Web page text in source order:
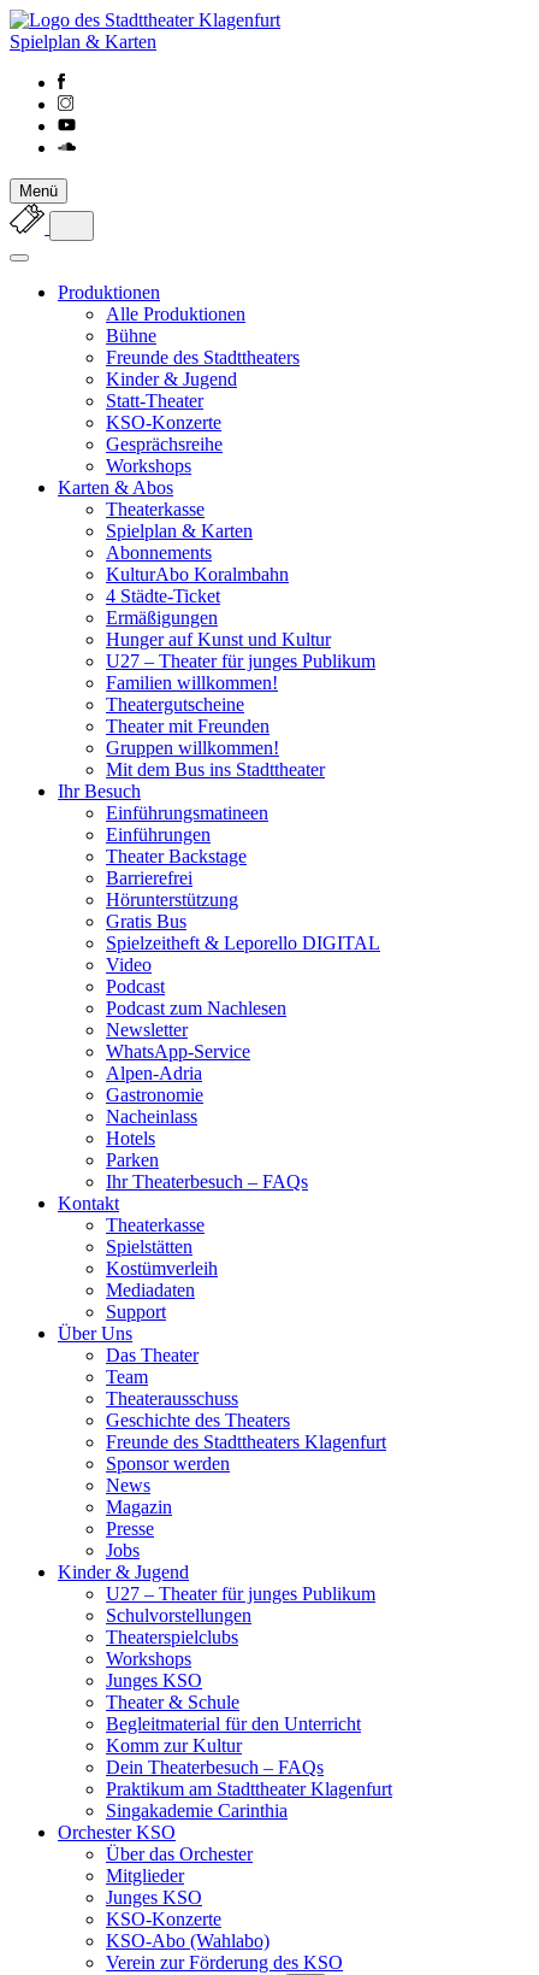
Spielplan & Karten
Menü
Produktionen
Alle Produktionen
Bühne
Freunde des Stadttheaters
Kinder & Jugend
Statt-Theater
KSO-Konzerte
Gesprächsreihe
Workshops
Karten & Abos
Theaterkasse
Spielplan & Karten
Abonnements
KulturAbo Koralmbahn
4 Städte-Ticket
Ermäßigungen
Hunger auf Kunst und Kultur
U27 – Theater für junges Publikum
Familien willkommen!
Theatergutscheine
Theater mit Freunden
Gruppen willkommen!
Mit dem Bus ins Stadttheater
Ihr Besuch
Einführungsmatineen
Einführungen
Theater Backstage
Barrierefrei
Hörunterstützung
Gratis Bus
Spielzeitheft & Leporello DIGITAL
Video
Podcast
Podcast zum Nachlesen
Newsletter
WhatsApp-Service
Alpen-Adria
Gastronomie
Nacheinlass
Hotels
Parken
Ihr Theaterbesuch – FAQs
Kontakt
Theaterkasse
Spielstätten
Kostümverleih
Mediadaten
Support
Über Uns
Das Theater
Team
Theaterausschuss
Geschichte des Theaters
Freunde des Stadttheaters Klagenfurt
Sponsor werden
News
Magazin
Presse
Jobs
Kinder & Jugend
U27 – Theater für junges Publikum
Schulvorstellungen
Theaterspielclubs
Workshops
Junges KSO
Theater & Schule
Begleitmaterial für den Unterricht
Komm zur Kultur
Dein Theaterbesuch – FAQs
Praktikum am Stadttheater Klagenfurt
Singakademie Carinthia
Orchester KSO
Über das Orchester
Mitglieder
Junges KSO
KSO-Konzerte
KSO-Abo (Wahlabo)
Verein zur Förderung des KSO